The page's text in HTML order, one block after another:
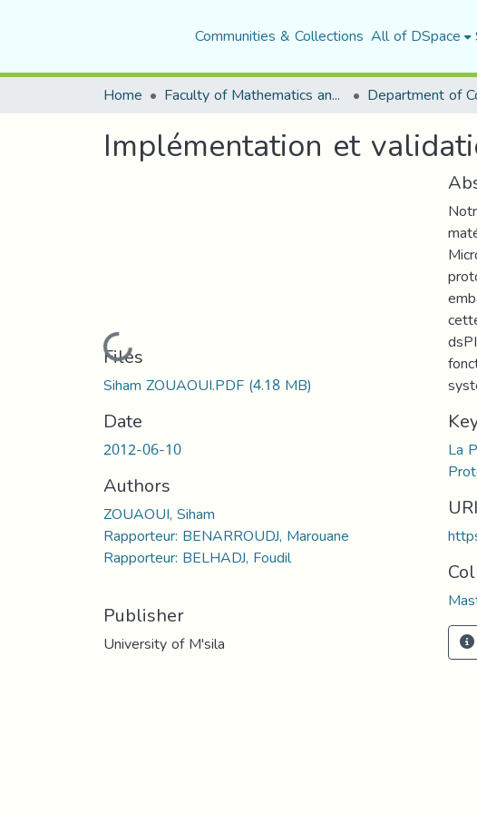
Communities & Collections All of DSpace
Home Faculty of Mathematics and Computer Science
Implémentation et
Loading...
Files
Siham ZOUAOUI.PDF(4.18 MB)
Date
2012-06-10
Authors
ZOUAOUI, Siham
Rapporteur: BENARROUDJ, Marouane
Rapporteur: BELHADJ, Foudil
Publisher
University of M'sila
La
URI